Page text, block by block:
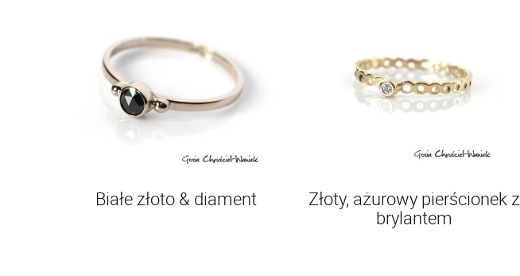
Białe złoto & diament
Złoty, ażurowy pierścionek z
brylantem